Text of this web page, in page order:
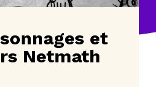
et
Netmath